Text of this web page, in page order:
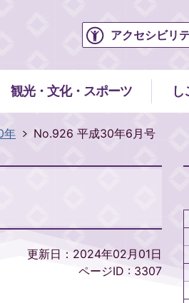
アクセシビリ
観光・文化・スポーツ
年 No.926 平成30年6月号
更新日：2024年02月01日
ページID : 3307